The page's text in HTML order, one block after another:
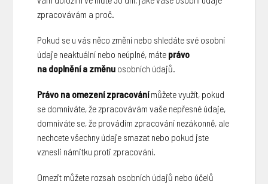
zpracovávám a proč.
Pokud se u vás něco změní nebo shledáte své osobní
údaje neaktuální nebo neúplné, máte právo
na doplnění a změnu osobních údajů.
Právo na omezení zpracovánímůžete využít, pokud
se domníváte, že zpracovávám vaše nepřesné údaje,
domníváte se, že provádím zpracování nezákonně, ale
nechcete všechny údaje smazat nebo pokud jste
vznesli námitku proti zpracování.
Omezit můžete rozsah osobních údajů nebo účelů